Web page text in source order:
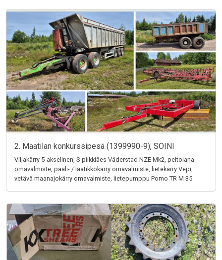
2. Maatilan konkurssipesä (1399990-9), SOINI
Viljakärry 5-akselinen, S-piikkiäes Väderstad NZE Mk2, peltolana
omavalmiste, paali- / laatikkokärry omavalmiste, lietekärry Vepi,
vetävä maanajokärry omavalmiste, lietepumppu Pomo TR M 35